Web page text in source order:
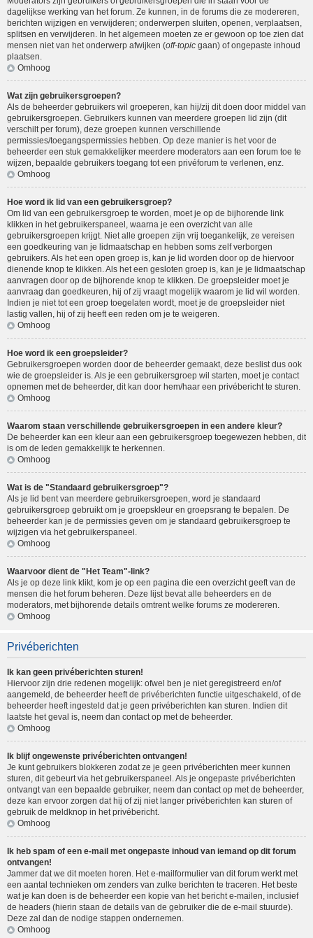
dagelijkse werking van het forum. Ze kunnen, in de forums die ze modereren,
berichten wijzigen en verwijderen; onderwerpen sluiten, openen, verplaatsen,
splitsen en verwijderen. In het algemeen moeten ze er gewoon op toe zien dat
mensen niet van het onderwerp afwijken (off-topic gaan) of ongepaste inhoud
plaatsen.
Omhoog
Wat zijn gebruikersgroepen?
Als de beheerder gebruikers wil groeperen, kan hij/zij dit doen door middel van
gebruikersgroepen. Gebruikers kunnen van meerdere groepen lid zijn (dit
verschilt per forum), deze groepen kunnen verschillende
permissies/toegangspermissies hebben. Op deze manier is het voor de
beheerder een stuk gemakkelijker meerdere moderators aan een forum toe te
wijzen, bepaalde gebruikers toegang tot een privéforum te verlenen, enz.
Omhoog
Hoe word ik lid van een gebruikersgroep?
Om lid van een gebruikersgroep te worden, moet je op de bijhorende link
klikken in het gebruikerspaneel, waarna je een overzicht van alle
gebruikersgroepen krijgt. Niet alle groepen zijn vrij toegankelijk, ze vereisen
een goedkeuring van je lidmaatschap en hebben soms zelf verborgen
gebruikers. Als het een open groep is, kan je lid worden door op de hiervoor
dienende knop te klikken. Als het een gesloten groep is, kan je je lidmaatschap
aanvragen door op de bijhorende knop te klikken. De groepsleider moet je
aanvraag dan goedkeuren, hij of zij vraagt mogelijk waarom je lid wil worden.
Indien je niet tot een groep toegelaten wordt, moet je de groepsleider niet
lastig vallen, hij of zij heeft een reden om je te weigeren.
Omhoog
Hoe word ik een groepsleider?
Gebruikersgroepen worden door de beheerder gemaakt, deze beslist dus ook
wie de groepsleider is. Als je een gebruikersgroep wil starten, moet je contact
opnemen met de beheerder, dit kan door hem/haar een privébericht te sturen.
Omhoog
Waarom staan verschillende gebruikersgroepen in een andere kleur?
De beheerder kan een kleur aan een gebruikersgroep toegewezen hebben, dit
is om de leden gemakkelijk te herkennen.
Omhoog
Wat is de "Standaard gebruikersgroep"?
Als je lid bent van meerdere gebruikersgroepen, word je standaard
gebruikersgroep gebruikt om je groepskleur en groepsrang te bepalen. De
beheerder kan je de permissies geven om je standaard gebruikersgroep te
wijzigen via het gebruikerspaneel.
Omhoog
Waarvoor dient de "Het Team"-link?
Als je op deze link klikt, kom je op een pagina die een overzicht geeft van de
mensen die het forum beheren. Deze lijst bevat alle beheerders en de
moderators, met bijhorende details omtrent welke forums ze modereren.
Omhoog
Privéberichten
Ik kan geen privéberichten sturen!
Hiervoor zijn drie redenen mogelijk: ofwel ben je niet geregistreerd en/of
aangemeld, de beheerder heeft de privéberichten functie uitgeschakeld, of de
beheerder heeft ingesteld dat je geen privéberichten kan sturen. Indien dit
laatste het geval is, neem dan contact op met de beheerder.
Omhoog
Ik blijf ongewenste privéberichten ontvangen!
Je kunt gebruikers blokkeren zodat ze je geen privéberichten meer kunnen
sturen, dit gebeurt via het gebruikerspaneel. Als je ongepaste privéberichten
ontvangt van een bepaalde gebruiker, neem dan contact op met de beheerder,
deze kan ervoor zorgen dat hij of zij niet langer privéberichten kan sturen of
gebruik de meldknop in het privébericht.
Omhoog
Ik heb spam of een e-mail met ongepaste inhoud van iemand op dit forum
ontvangen!
Jammer dat we dit moeten horen. Het e-mailformulier van dit forum werkt met
een aantal technieken om zenders van zulke berichten te traceren. Het beste
wat je kan doen is de beheerder een kopie van het bericht e-mailen, inclusief
de headers (hierin staan de details van de gebruiker die de e-mail stuurde).
Deze zal dan de nodige stappen ondernemen.
Omhoog